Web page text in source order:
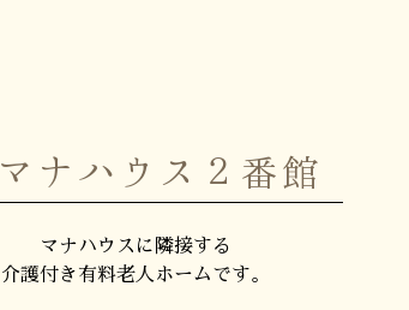
マナハウス２番館
マナハウスに隣接する
介護付き有料老人ホームです。